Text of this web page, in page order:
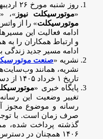
«موتورسیکلت نیوز »، «
موتورسیکلت» را از
ادامه فعالیت این
و ارتباط همکاران را به
ادامه مسیر جدید زندگی
نشریه «صنعت
نشریه، همانند
تاریخ ۱ خرداد ۱۴۰۵ از دسترس خارج خواهد شد.
پایگاه خبری «
تغییر وضعیت این
رسانه و موضوع مجوز
صرف زمان است. با
گذشته پرداخت شده،
۱۴۰۶ همچنان در دسترس باشد.